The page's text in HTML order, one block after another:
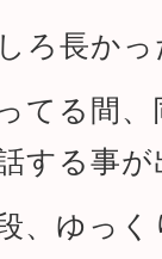
ろ長かっ
てる間
する事が
、ゆっ